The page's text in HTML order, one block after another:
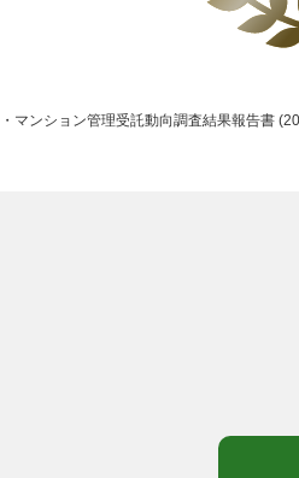
・マンション管理受託動向調査結果報告書